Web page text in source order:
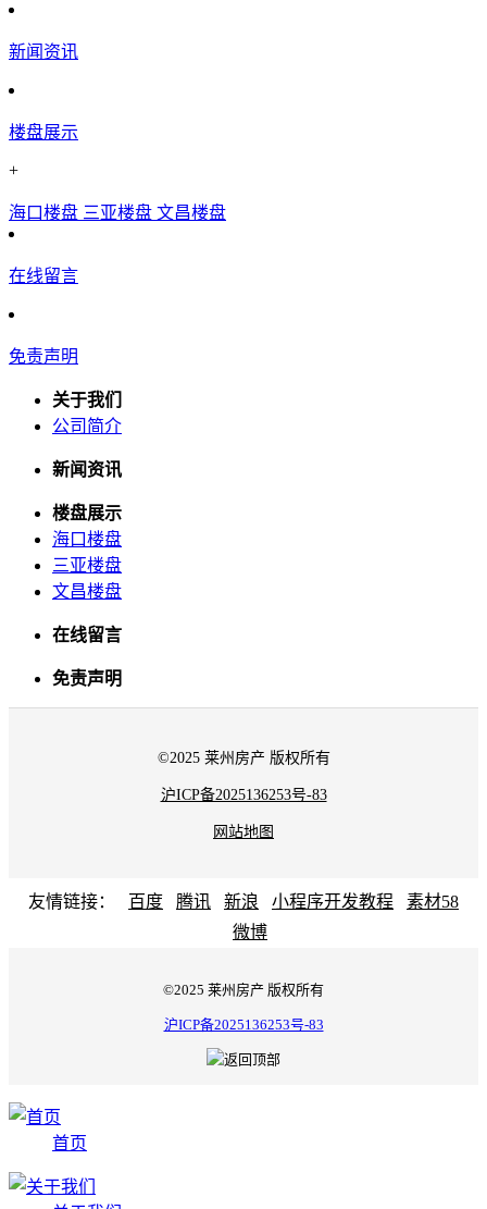
新闻资讯
楼盘展示
+
海口楼盘 三亚楼盘 文昌楼盘
在线留言
免责声明
关于我们
公司简介
新闻资讯
楼盘展示
海口楼盘
三亚楼盘
文昌楼盘
在线留言
免责声明
©2025 莱州房产 版权所有
沪ICP备2025136253号-83
网站地图
友情链接： 百度 腾讯 新浪 小程序开发教程
素材58
微博
©2025 莱州房产 版权所有
沪ICP备2025136253号-83
首页